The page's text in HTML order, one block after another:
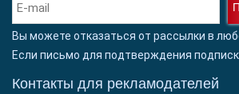
Вы можете отказаться от рассылки в
Если письмо для подтверждения
Контакты для рекламодателей